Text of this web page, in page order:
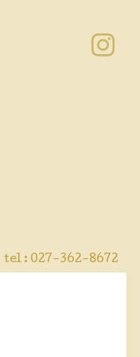
tel : 027-362-8672